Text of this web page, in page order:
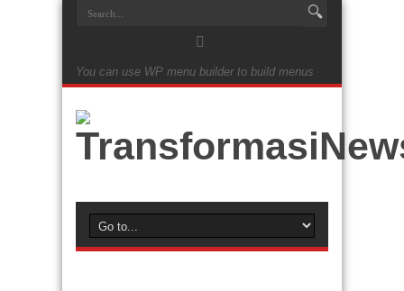
You can use WP menu builder to build menus